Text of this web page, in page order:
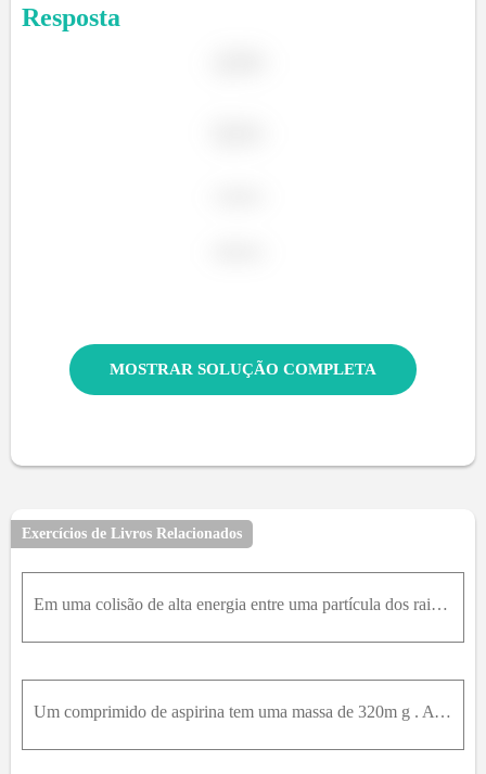
Resposta
MOSTRAR SOLUÇÃO COMPLETA
Exercícios de Livros Relacionados
Em uma colisão de alta energia entre uma partícula dos raios cósmicos e uma partícula da parte superior da atmosfera terrestre, 120k m acima do nível do mar, é criado um píon. O píon possui uma energi
Um comprimido de aspirina tem uma massa de 320m g . A energia correspondente a essa massa seria suficiente para fazer um automóvel percorrer quantos quilômetros? Suponha que o automóvel faço 12,75K m